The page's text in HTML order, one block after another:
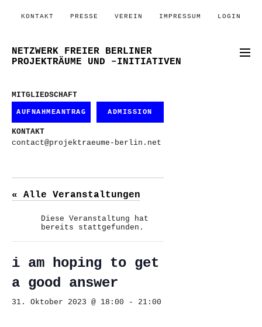
KONTAKT PRESSE VEREIN IMPRESSUM LOGIN
NETZWERK FREIER BERLINER
PROJEKTRÄUME UND –INITIATIVEN
MITGLIEDSCHAFT
AUFNAHMEANTRAG ADMISSION
KONTAKT
contact@projektraeume-berlin.net
« Alle Veranstaltungen
Diese Veranstaltung hat
bereits stattgefunden.
i am hoping to get
a good answer
31. Oktober 2023 @ 18:00 - 21:00